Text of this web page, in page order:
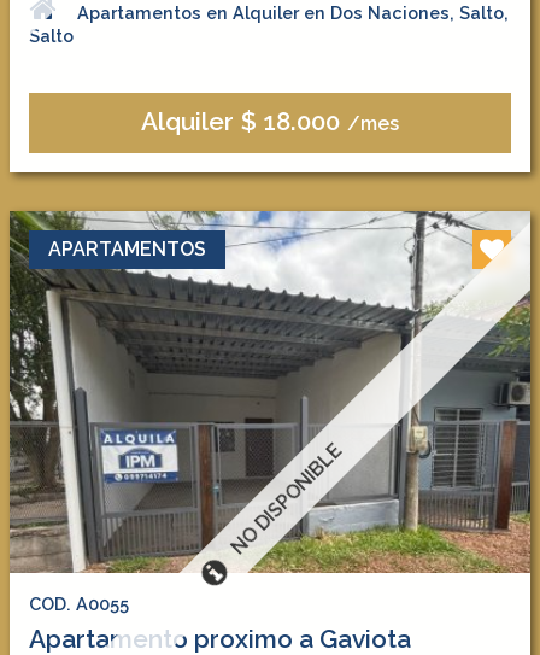
Apartamentos en Alquiler en Dos Naciones, Salto,
Salto
Alquiler $ 18.000 /mes
NO DISPONIBLE
APARTAMENTOS
COD. A0055
Apartamento proximo a Gaviota